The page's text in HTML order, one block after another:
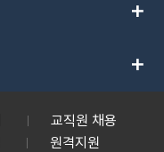
add
add
교직원 채용
원격지원